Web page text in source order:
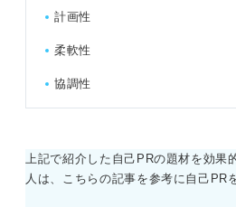
計画性
柔軟性
協調性
上記で紹介した自己PRの題材を効果
人は、こちらの記事を参考に自己PR